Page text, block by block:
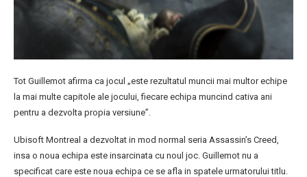
Tot Guillemot afirma ca jocul „este rezultatul muncii mai multor echipe
la mai multe capitole ale jocului, fiecare echipa muncind cativa ani
pentru a dezvolta propia versiune”.
Ubisoft Montreal a dezvoltat in mod normal seria Assassin’s Creed,
insa o noua echipa este insarcinata cu noul joc. Guillemot nu a
specificat care este noua echipa ce se afla in spatele urmatorului titlu.